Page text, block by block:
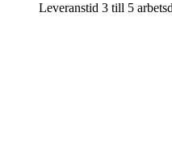
Leveranstid 3 till 5